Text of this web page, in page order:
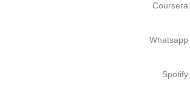
Coursera
Whatsapp
Spotify